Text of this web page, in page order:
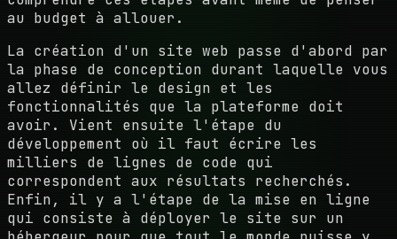
au budget à allouer.
La création d'un site web passe d'abord par
la phase de conception durant laquelle vous
allez définir le design et les
fonctionnalités que la plateforme doit
avoir. Vient ensuite l'étape du
développement où il faut écrire les
milliers de lignes de code qui
correspondent aux résultats recherchés.
Enfin, il y a l'étape de la mise en ligne
qui consiste à déployer le site sur un